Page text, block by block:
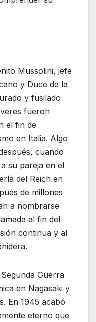
Mussolini, jefe
y Duce de la
y fusilado
fueron
el fin de
en Italia. Algo
cuando
su pareja en el
del Reich en
de millones
a nombrarse
al fin del
continua y al
Guerra
en Nagasaki y
En 1945 acabó
eterno que